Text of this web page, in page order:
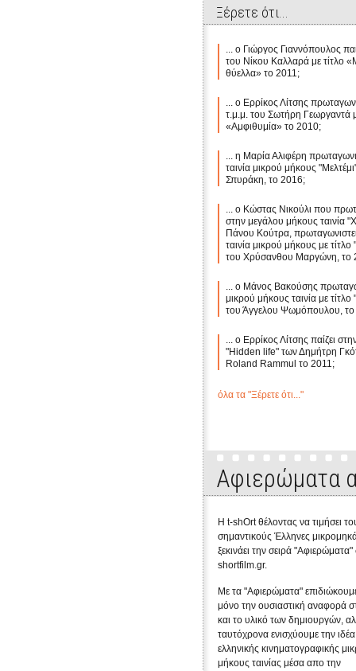
Ξέρετε ότι...
... ο Γιώργος Γιαννόπουλος
του Νίκου Καλλαρά με τίτλο
θύελλα» το 2011;
... ο Ερρίκος Λίτσης
τ.μ.μ. του Σωτήρη Γεωργαντά
«Αμφιθυμία» το 2010;
... η Μαρία Αλιφέρη
ταινία μικρού μήκους
Σπυράκη, το 2016;
... ο Κώστας Νικούλι που
στην μεγάλου μήκους ταινία
Πάνου Κούτρα,
ταινία μικρού μήκους με
του Χρύσανθου Μαργώνη, το
... ο Μάνος Βακούσης
μικρού μήκους ταινία με
του Άγγελου Ψωμόπουλου,
... ο Ερρίκος Λίτσης παίζει
"Hidden life" των Δημήτρη
Roland Rammul το 2011;
όλα τα "Ξέρετε ότι..."
Αφιερώματα
Η t-shOrt θέλοντας να τιμήσει
σημαντικούς Έλληνες
ξεκινάει την σειρά "Αφιερώματα"
shortfilm.gr.
Με τα "Αφιερώματα"
μόνο την ουσιαστική αναφορά
και το υλικό των δημιουργών,
ταυτόχρονα ενισχύουμε την
ελληνικής κινηματογραφικής
μήκους ταινίας μέσα απο την